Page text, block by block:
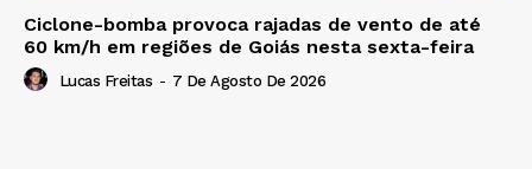
Ciclone-bomba provoca rajadas de vento de até
60 km/h em regiões de Goiás nesta sexta-feira
Lucas Freitas - 7 De Agosto De 2026